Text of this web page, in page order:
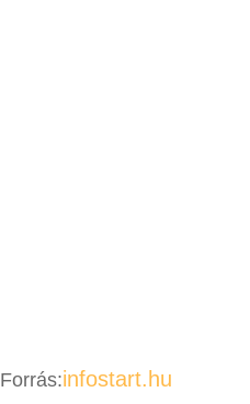
Forrás:infostart.hu